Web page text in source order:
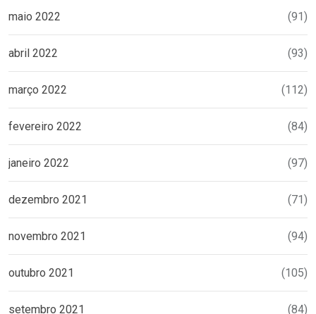
maio 2022 (91)
abril 2022 (93)
março 2022 (112)
fevereiro 2022 (84)
janeiro 2022 (97)
dezembro 2021 (71)
novembro 2021 (94)
outubro 2021 (105)
setembro 2021 (84)